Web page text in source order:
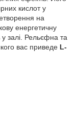
кислот у
на
енергетичну
у залі. Рельєфна та
вас приведе L-